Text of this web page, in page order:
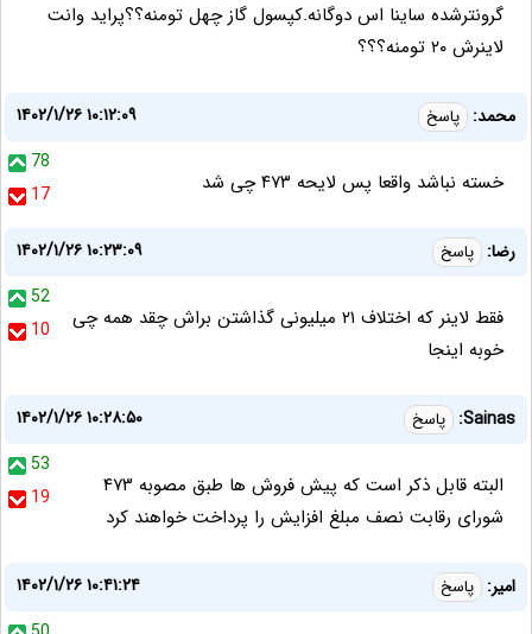
گرونترشده ساینا اس دوگانه.کپسول گاز چهل تومنه؟؟پراید وانت
لاینرش ۲۰ تومنه؟؟؟
محمد: پاسخ
۱۴۰۲/۱/۲۶ ۱۰:۱۲:۰۹
78
17
خسته نباشد واقعا پس لایحه ۴۷۳ چی شد
رضا: پاسخ
۱۴۰۲/۱/۲۶ ۱۰:۲۳:۰۹
52
10
فقط لاینر که اختلاف ۲۱ میلیونی گذاشتن براش چقد همه چی
خوبه اینجا
Sainas: پاسخ
۱۴۰۲/۱/۲۶ ۱۰:۲۸:۵۰
53
19
البته قابل ذکر است که پیش فروش ها طبق مصوبه ۴۷۳
شورای رقابت نصف مبلغ افزایش را پرداخت خواهند کرد
امیر: پاسخ
۱۴۰۲/۱/۲۶ ۱۰:۴۱:۲۴